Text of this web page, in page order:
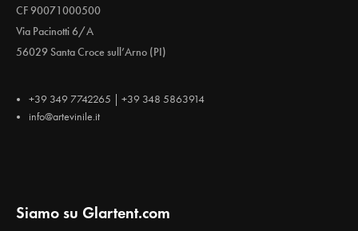
CF 90071000500
Via Pacinotti 6/A
56029 Santa Croce sull’Arno (PI)
+39 349 7742265 | +39 348 5863914
info@artevinile.it
Siamo su Glartent.com